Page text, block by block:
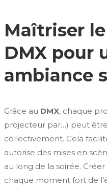
Maîtriser
DMX pour
ambiance
Grâce au DMX, chaque
projecteur par…) peut
collectivement. Cela
autorise des mises en
au long de la soirée.
chaque moment fort de